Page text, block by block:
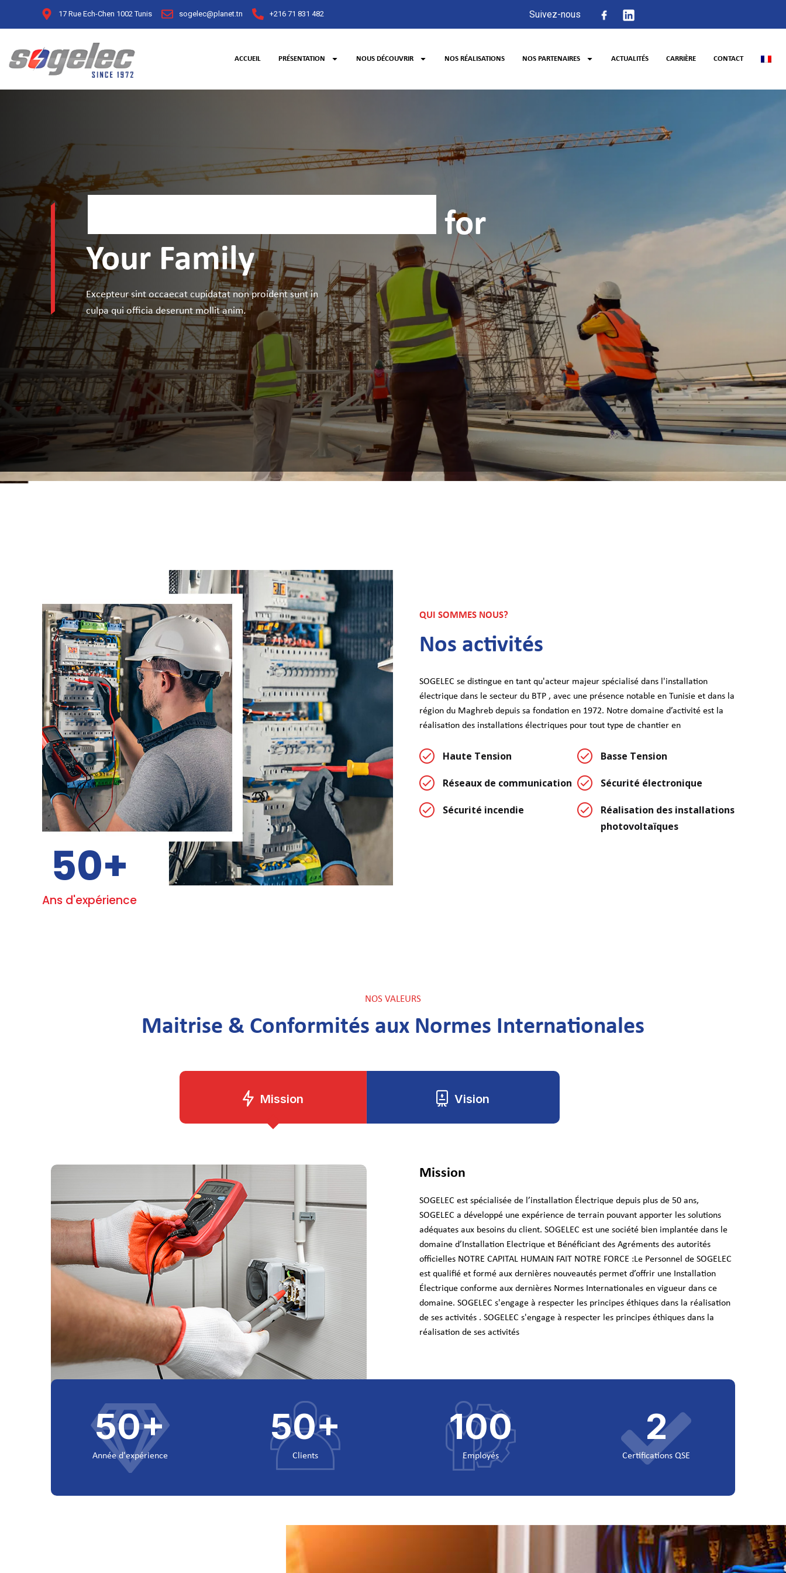
17 Rue Ech-Chen 1002 Tunis sogelec@planet.tn +216 71 831 482 Suivez-nous
ACCUEIL PRÉSENTATION NOUS DÉCOUVRIR NOS RÉALISATIONS NOS PARTENAIRES ACTUALITÉS CARRIÈRE CONTACT
for
Your Family
Excepteur sint occaecat cupidatat non proident sunt in
culpa qui officia deserunt mollit anim.
50+
Ans d'expérience
QUI SOMMES NOUS?
Nos activités
SOGELEC se distingue en tant qu'acteur majeur spécialisé dans l'installation
électrique dans le secteur du BTP , avec une présence notable en Tunisie et dans la
région du Maghreb depuis sa fondation en 1972. Notre domaine d’activité est la
réalisation des installations électriques pour tout type de chantier en
Haute Tension Basse Tension
Réseaux de communication Sécurité électronique
Sécurité incendie
Réalisation des installations
photovoltaïques
NOS VALEURS
Maitrise & Conformités aux Normes Internationales
Mission Vision
Mission
SOGELEC est spécialisée de l’installation Électrique depuis plus de 50 ans,
SOGELEC a développé une expérience de terrain pouvant apporter les solutions
adéquates aux besoins du client. SOGELEC est une société bien implantée dans le
domaine d’Installation Electrique et Bénéficiant des Agréments des autorités
officielles NOTRE CAPITAL HUMAIN FAIT NOTRE FORCE :Le Personnel de SOGELEC
est qualifié et formé aux dernières nouveautés permet d’offrir une Installation
Électrique conforme aux dernières Normes Internationales en vigueur dans ce
domaine. SOGELEC s'engage à respecter les principes éthiques dans la réalisation
de ses activités . SOGELEC s'engage à respecter les principes éthiques dans la
réalisation de ses activités
50+
Année d'expérience
50+
Clients
100
Employés
2
Certifications QSE